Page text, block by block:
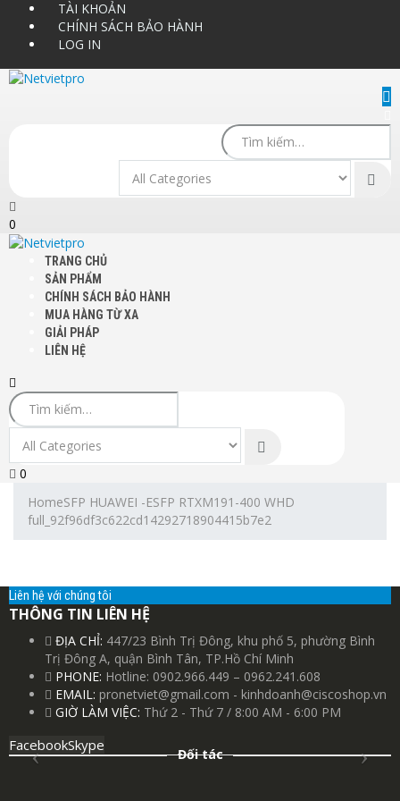
TÀI KHOẢN
CHÍNH SÁCH BẢO HÀNH
LOG IN
0
TRANG CHỦ
SẢN PHẨM
CHÍNH SÁCH BẢO HÀNH
MUA HÀNG TỪ XA
GIẢI PHÁP
LIÊN HỆ
0
HomeSFP HUAWEI -ESFP RTXM191-400 WHD
full_92f96df3c622cd14292718904415b7e2
Liên hệ với chúng tôi
THÔNG TIN LIÊN HỆ
ĐỊA CHỈ: 447/23 Bình Trị Đông, khu phố 5, phường Bình
Trị Đông A, quận Bình Tân, TP.Hồ Chí Minh
PHONE: Hotline: 0902.966.449 – 0962.241.608
EMAIL: pronetviet@gmail.com - kinhdoanh@ciscoshop.vn
GIỜ LÀM VIỆC: Thứ 2 - Thứ 7 / 8:00 AM - 6:00 PM
FacebookSkype
Đối tác